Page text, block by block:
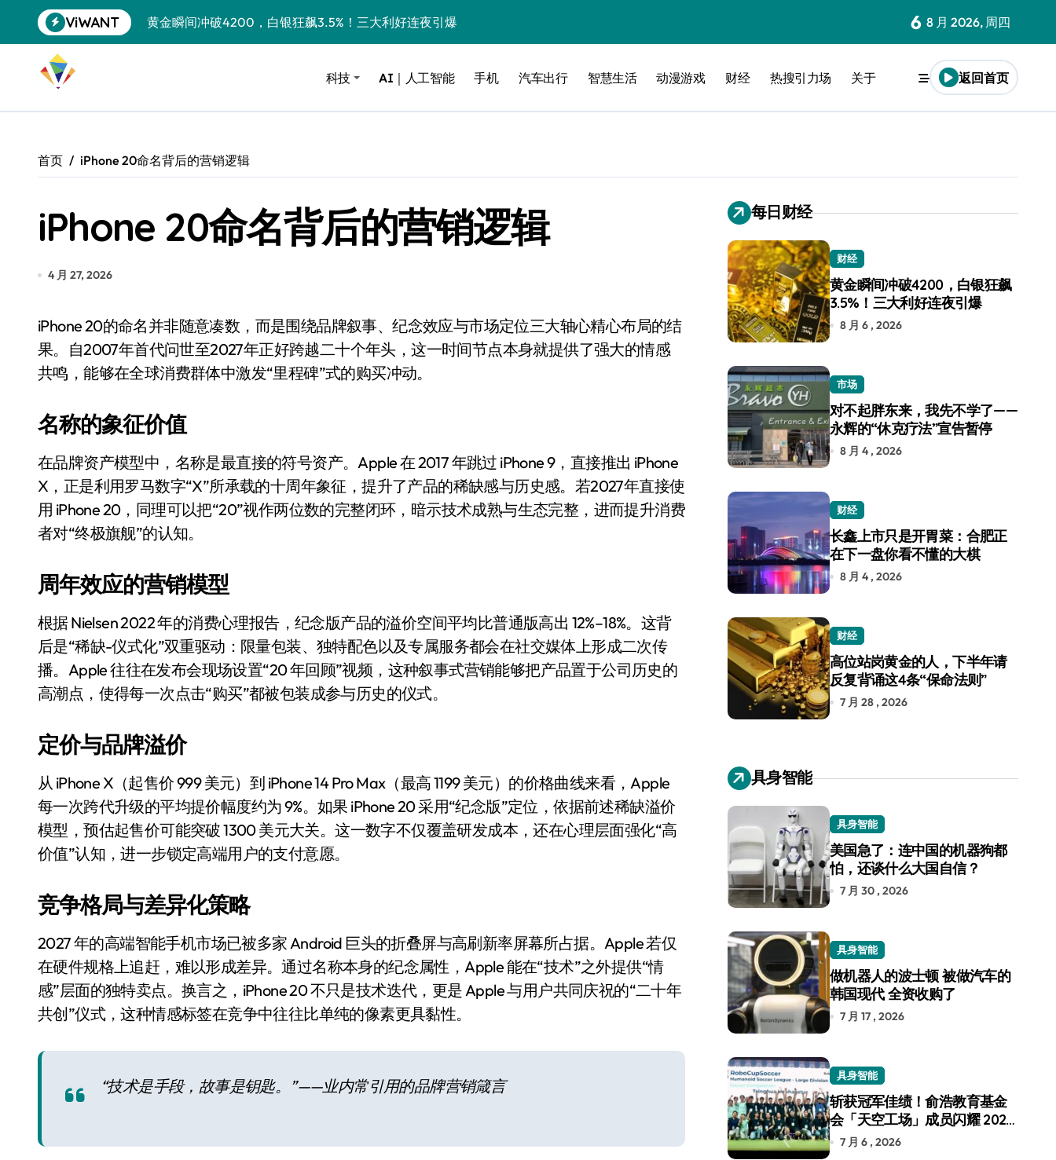
到
ViWANT
黄金瞬间冲破4200，白银狂飙3.5%！三大利好连夜引爆
Peloton 新车实测：屏幕能转、风扇怼脸，但最狠的是那个机械音
Xbox七月大崩盘：裁员3200、卖工作室、网络瘫了，微软这次真急了
谷歌DeepMind创始人辞去CEO，但继续“垂帘听政”？
全球最小U盘，容量却碾压iPhone 17顶配？闪迪这波操作太狠了
400层堆叠、性能翻倍 三星把最新存储技术给了AI
550亿美金！沙特把EA买了，但背了200亿的债
Xbox 25岁生日送壁纸送徽章，就是不送主机，你领不领？
花钱买宝马，启动先看蜘蛛侠？”车主怒了：车内不是广告屏！
Windows 11家庭版和专业版，选错真的会后悔吗？
你的U盘格式对了吗？详解exFAT和NTFS的终极对决
维修店最怕的“作死”操作：把手机塞冰箱，你中招了吗？
从“卖电视”到“定规则”：海信拿下RGB-Mini LED全球话语权
对不起胖东来，我先不学了——永辉的“休克疗法”宣告暂停
国际首次！中国钙钛矿探测器太空“开箱”，一边探测射线一边光伏发电
小米涨价！K90跳上3099，小米17标准版逼近4800
耳机低音像白开水？90%的人第一步就做错了
复古玩家狂喜：Anbernic第三次复刻GBA SP，情怀拉满
Xbox 360 游戏终于要登 PC，光盘党也能“以盘换数”了？
AirTag 新版到底香不香？一篇帮你避坑+种草
Apple Watch 表盘还能这么玩？保姆级教程，有手就会！
追觅清洁电器全球累计出货量破4000万台，技术创新驱动多品类增长
6 8 月 2026, 周四
科技 AI｜人工智能 手机 汽车出行 智慧生活 动漫游戏 财经 热搜引力场 关于 返回首页
首页 iPhone 20命名背后的营销逻辑
iPhone 20命名背后的营销逻辑
4 月 27, 2026
iPhone 20的命名并非随意凑数，而是围绕品牌叙事、纪念效应与市场定位三大轴心精心布局的结
果。自2007年首代问世至2027年正好跨越二十个年头，这一时间节点本身就提供了强大的情感
共鸣，能够在全球消费群体中激发“里程碑”式的购买冲动。
名称的象征价值
在品牌资产模型中，名称是最直接的符号资产。Apple 在 2017 年跳过 iPhone 9，直接推出 iPhone
X，正是利用罗马数字“X”所承载的十周年象征，提升了产品的稀缺感与历史感。若2027年直接使
用 iPhone 20，同理可以把“20”视作两位数的完整闭环，暗示技术成熟与生态完整，进而提升消费
者对“终极旗舰”的认知。
周年效应的营销模型
根据 Nielsen 2022 年的消费心理报告，纪念版产品的溢价空间平均比普通版高出 12%–18%。这背
后是“稀缺-仪式化”双重驱动：限量包装、独特配色以及专属服务都会在社交媒体上形成二次传
播。Apple 往往在发布会现场设置“20 年回顾”视频，这种叙事式营销能够把产品置于公司历史的
高潮点，使得每一次点击“购买”都被包装成参与历史的仪式。
定价与品牌溢价
从 iPhone X（起售价 999 美元）到 iPhone 14 Pro Max（最高 1199 美元）的价格曲线来看，Apple
每一次跨代升级的平均提价幅度约为 9%。如果 iPhone 20 采用“纪念版”定位，依据前述稀缺溢价
模型，预估起售价可能突破 1300 美元大关。这一数字不仅覆盖研发成本，还在心理层面强化“高
价值”认知，进一步锁定高端用户的支付意愿。
竞争格局与差异化策略
2027 年的高端智能手机市场已被多家 Android 巨头的折叠屏与高刷新率屏幕所占据。Apple 若仅
在硬件规格上追赶，难以形成差异。通过名称本身的纪念属性，Apple 能在“技术”之外提供“情
感”层面的独特卖点。换言之，iPhone 20 不只是技术迭代，更是 Apple 与用户共同庆祝的“二十年
共创”仪式，这种情感标签在竞争中往往比单纯的像素更具黏性。
“技术是手段，故事是钥匙。”——业内常引用的品牌营销箴言
每日财经
财经
黄金瞬间冲破4200，白银狂飙
3.5%！三大利好连夜引爆
8 月 6 , 2026
市场
对不起胖东来，我先不学了——
永辉的“休克疗法”宣告暂停
8 月 4 , 2026
财经
长鑫上市只是开胃菜：合肥正
在下一盘你看不懂的大棋
8 月 4 , 2026
财经
高位站岗黄金的人，下半年请
反复背诵这4条“保命法则”
7 月 28 , 2026
具身智能
具身智能
美国急了：连中国的机器狗都
怕，还谈什么大国自信？
7 月 30 , 2026
具身智能
做机器人的波士顿 被做汽车的
韩国现代 全资收购了
7 月 17 , 2026
具身智能
斩获冠军佳绩！俞浩教育基金
会「天空工场」成员闪耀 2026
RoboCup 机器人世界杯
7 月 6 , 2026